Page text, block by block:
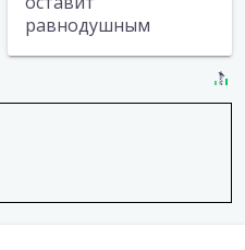
равнодушным